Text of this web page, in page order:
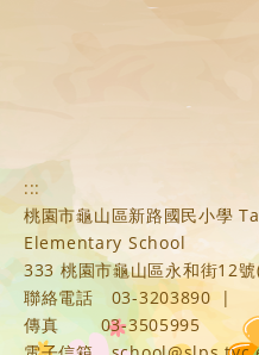
:::
桃園市龜山區新路國民小學
Elementary School
333 桃園市龜山區永和街12
聯絡電話
03-3203890
|
傳真
03-3505995